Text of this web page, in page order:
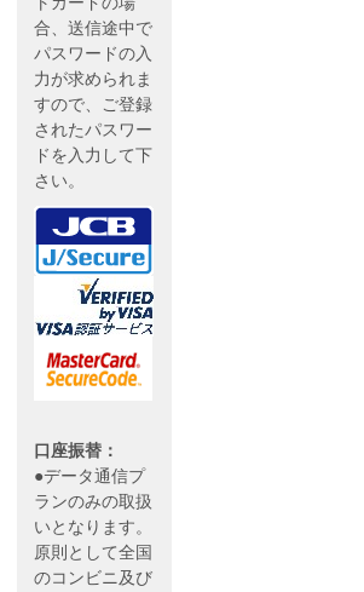
合、送信途中で
パスワードの入
力が求められま
すので、ご登録
されたパスワー
ドを入力して下
さい。
口座振替：
●データ通信プ
ランのみの取扱
いとなります。
原則として全国
のコンビニ及び